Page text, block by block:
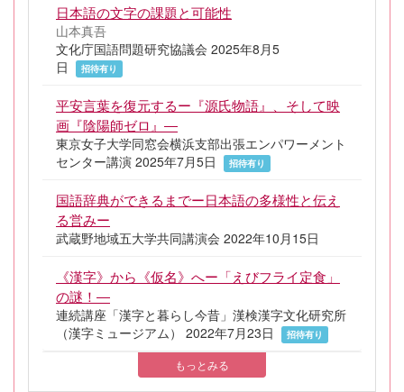
日本語の文字の課題と可能性
山本真吾
文化庁国語問題研究協議会 2025年8月5
日
招待有り
平安言葉を復元するー『源氏物語』、そして映
画『陰陽師ゼロ』―
東京女子大学同窓会横浜支部出張エンパワーメント
センター講演 2025年7月5日
招待有り
国語辞典ができるまでー日本語の多様性と伝え
る営みー
武蔵野地域五大学共同講演会 2022年10月15日
《漢字》から《仮名》へー「えびフライ定食」
の謎！―
連続講座「漢字と暮らし今昔」漢検漢字文化研究所
（漢字ミュージアム） 2022年7月23日
招待有り
もっとみる